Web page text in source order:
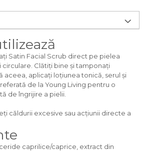
Satin Facial Scrub direct pe pielea
circulare. Clătiți bine și tamponați
aceea, aplicați loțiunea tonică, serul și
de la Young Living pentru o
de îngrijire a pielii.
căldurii excesive sau acțiunii directe a
caprilice/caprice, extract din